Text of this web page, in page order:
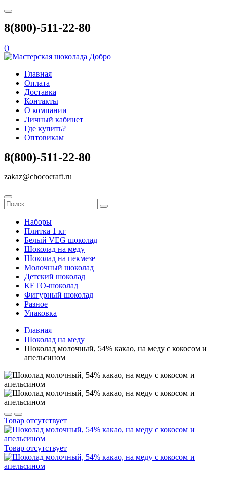
8(800)-511-22-80
()
Главная
Оплата
Доставка
Контакты
О компании
Личный кабинет
Где купить?
Оптовикам
8(800)-511-22-80
zakaz@chococraft.ru
Наборы
Плитка 1 кг
Белый VEG шоколад
Шоколад на меду
Шоколад на пекмезе
Молочный шоколад
Детский шоколад
КЕТО-шоколад
Фигурный шоколад
Разное
Упаковка
Главная
Шоколад на меду
Шоколад молочный, 54% какао, на меду с кокосом и
апельсином
Товар отсутствует
Товар отсутствует